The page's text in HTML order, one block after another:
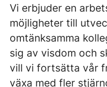
Vi erbjuder en
möjligheter till
omtänksamma
sig av visdom och
vill vi fortsätta vår
växa med fler